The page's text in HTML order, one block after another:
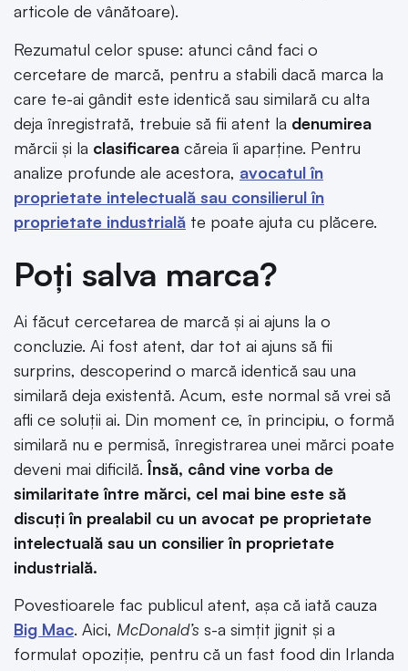
articole de vânătoare).
Rezumatul celor spuse: atunci când faci o
cercetare de marcă, pentru a stabili dacă marca la
care te-ai gândit este identică sau similară cu alta
deja înregistrată, trebuie să fii atent la denumirea
mărcii și la clasificarea căreia îi aparține. Pentru
analize profunde ale acestora, avocatul în
proprietate intelectuală sau consilierul în
proprietate industrială te poate ajuta cu plăcere.
Poți salva marca?
Ai făcut cercetarea de marcă și ai ajuns la o
concluzie. Ai fost atent, dar tot ai ajuns să fii
surprins, descoperind o marcă identică sau una
similară deja existentă. Acum, este normal să vrei să
afli ce soluții ai. Din moment ce, în principiu, o formă
similară nu e permisă, înregistrarea unei mărci poate
deveni mai dificilă.Însă, când vine vorba de
similaritate între mărci, cel mai bine este să
discuți în prealabil cu un avocat pe proprietate
intelectuală sau un consilier în proprietate
industrială.
Povestioarele fac publicul atent, așa că iată cauza
Big Mac. Aici, McDonald’s s-a simțit jignit și a
formulat opoziție, pentru că un fast food din Irlanda